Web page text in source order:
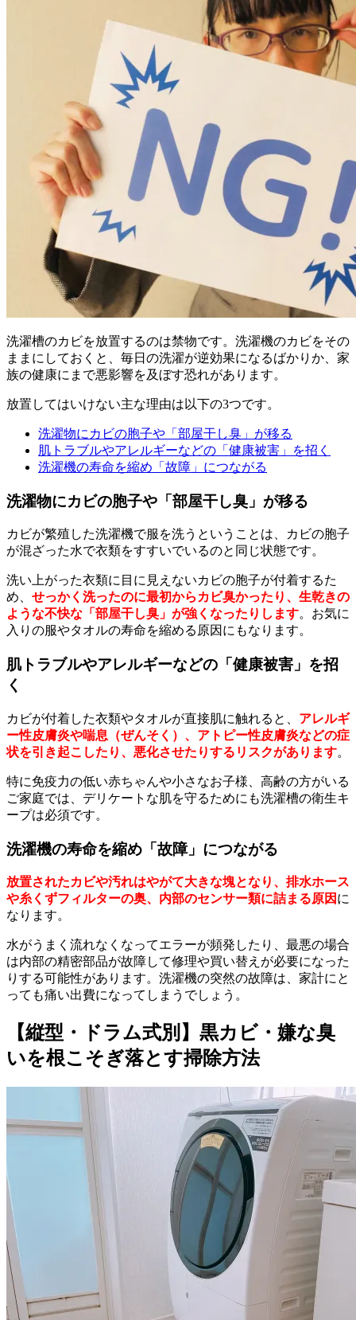
洗濯槽のカビを放置するのは禁物です。洗濯機のカビをその
ままにしておくと、毎日の洗濯が逆効果になるばかりか、家
族の健康にまで悪影響を及ぼす恐れがあります。
放置してはいけない主な理由は以下の3つです。
洗濯物にカビの胞子や「部屋干し臭」が移る
肌トラブルやアレルギーなどの「健康被害」を招く
洗濯機の寿命を縮め「故障」につながる
洗濯物にカビの胞子や「部屋干し臭」が移る
カビが繁殖した洗濯機で服を洗うということは、カビの胞子
が混ざった水で衣類をすすいでいるのと同じ状態です。
洗い上がった衣類に目に見えないカビの胞子が付着するた
め、 せっかく洗ったのに最初からカビ臭かったり、生乾きの
ような不快な「部屋干し臭」が強くなったりします。お気に
入りの服やタオルの寿命を縮める原因にもなります。
肌トラブルやアレルギーなどの「健康被害」を招
く
カビが付着した衣類やタオルが直接肌に触れると、 アレルギ
ー性皮膚炎や喘息（ぜんそく）、アトピー性皮膚炎などの症
状を引き起こしたり、悪化させたりするリスクがあります。
特に免疫力の低い赤ちゃんや小さなお子様、高齢の方がいる
ご家庭では、デリケートな肌を守るためにも洗濯槽の衛生キ
ープは必須です。
洗濯機の寿命を縮め「故障」につながる
放置されたカビや汚れはやがて大きな塊となり、排水ホース
や糸くずフィルターの奥、内部のセンサー類に詰まる原因 に
なります。
水がうまく流れなくなってエラーが頻発したり、最悪の場合
は内部の精密部品が故障して修理や買い替えが必要になった
りする可能性があります。洗濯機の突然の故障は、家計にと
っても痛い出費になってしまうでしょう。
【縦型・ドラム式別】黒カビ・嫌な臭
いを根こそぎ落とす掃除方法